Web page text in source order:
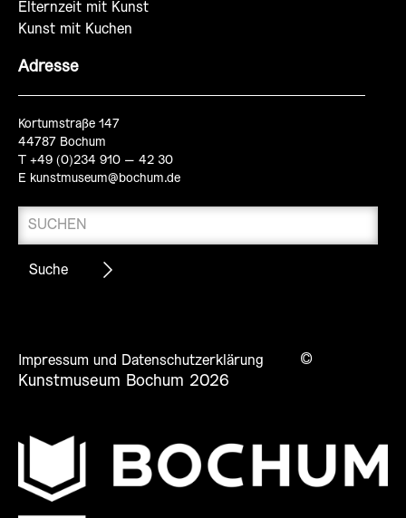
Elternzeit mit Kunst
Kunst mit Kuchen
Adresse
Kortumstraße 147
44787 Bochum
T +49 (0)234 910 – 42 30
E kunstmuseum@bochum.de
Impressum und Datenschutzerklärung
©
Kunstmuseum Bochum 2026